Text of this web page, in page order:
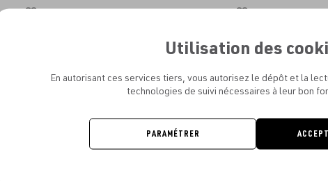
Ajouter
Ajouter
favoris
Utilisation des
En autorisant ces services tiers, vous autorisez le dépôt et la
technologies de suivi nécessaires à leur bon
PARAMÉTRER